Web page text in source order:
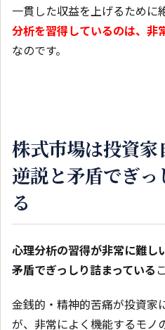
一貫した収益を上げるために
分析を習得しているのは、非
なのです。
株式市場は投資
逆説と矛盾でぎ
る
心理分析の習得が非常に難し
矛盾でぎっしり詰まっている
金銭的・精神的苦痛が投資家
が、非常によく機能するモノ